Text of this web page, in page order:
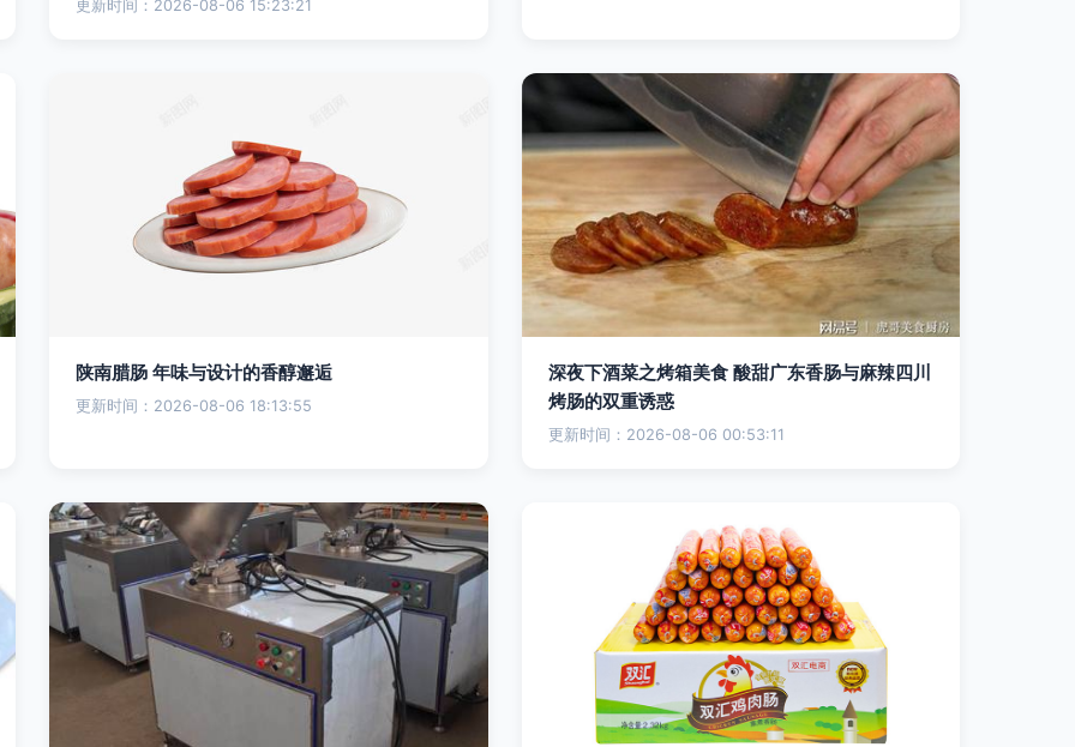
更新时间：2026-08-06 15:23:21
陕南腊肠 年味与设计的香醇邂逅
更新时间：2026-08-06 18:13:55
深夜下酒菜之烤箱美食 酸甜广东香肠与麻辣四川
烤肠的双重诱惑
更新时间：2026-08-06 00:53:11